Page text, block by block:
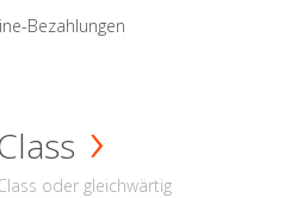
Bezahlungen
oder gleichwärtig